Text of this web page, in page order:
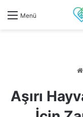
Menü
Aşırı